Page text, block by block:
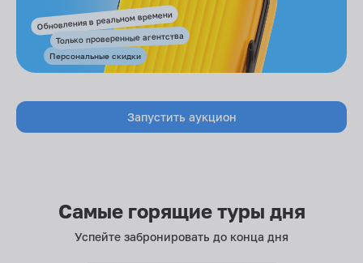
Запустить аукцион
Обновления в реальном времени
Только проверенные агентства
Персональные скидки
Самые горящие туры дня
Успейте забронировать до конца дня